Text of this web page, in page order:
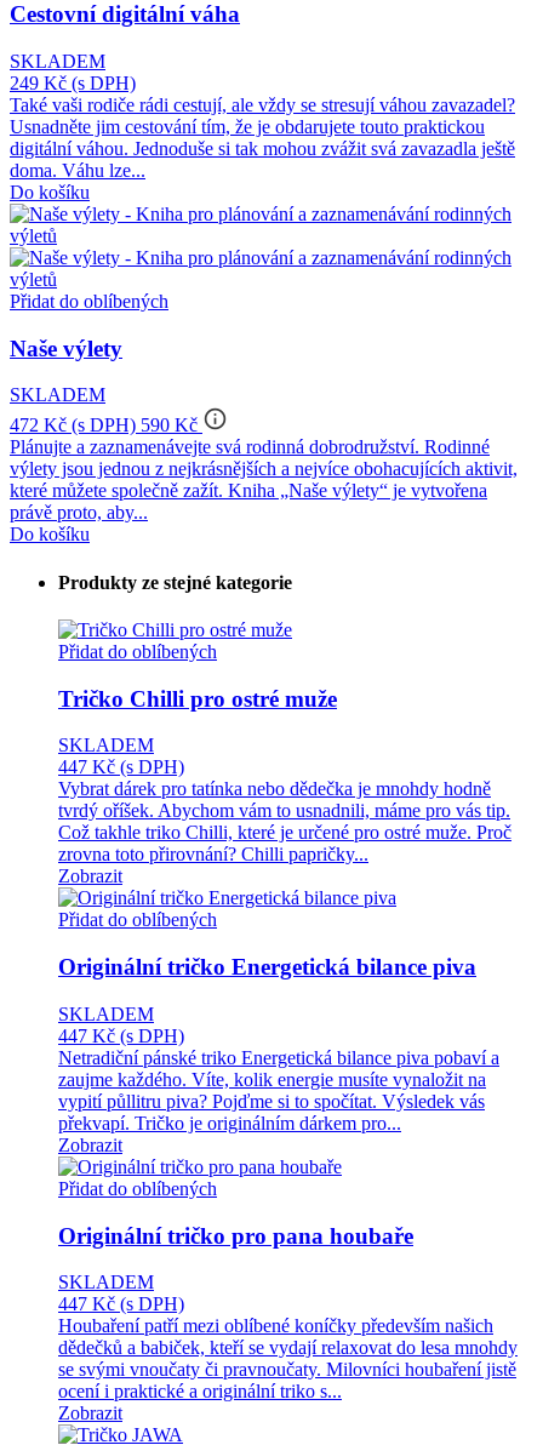
Cestovní digitální váha
SKLADEM
249 Kč (s DPH)
Také vaši rodiče rádi cestují, ale vždy se stresují váhou zavazadel?
Usnadněte jim cestování tím, že je obdarujete touto praktickou
digitální váhou. Jednoduše si tak mohou zvážit svá zavazadla ještě
doma. Váhu lze...
Do košíku
Přidat do oblíbených
Naše výlety
SKLADEM
472 Kč (s DPH) 590 Kč info_outline
Plánujte a zaznamenávejte svá rodinná dobrodružství. Rodinné
výlety jsou jednou z nejkrásnějších a nejvíce obohacujících aktivit,
které můžete společně zažít. Kniha „Naše výlety“ je vytvořena
právě proto, aby...
Do košíku
Produkty ze stejné kategorie
Přidat do oblíbených
Tričko Chilli pro ostré muže
SKLADEM
447 Kč (s DPH)
Vybrat dárek pro tatínka nebo dědečka je mnohdy hodně
tvrdý oříšek. Abychom vám to usnadnili, máme pro vás tip.
Což takhle triko Chilli, které je určené pro ostré muže. Proč
zrovna toto přirovnání? Chilli papričky...
Zobrazit
Přidat do oblíbených
Originální tričko Energetická bilance piva
SKLADEM
447 Kč (s DPH)
Netradiční pánské triko Energetická bilance piva pobaví a
zaujme každého. Víte, kolik energie musíte vynaložit na
vypití půllitru piva? Pojďme si to spočítat. Výsledek vás
překvapí. Tričko je originálním dárkem pro...
Zobrazit
Přidat do oblíbených
Originální tričko pro pana houbaře
SKLADEM
447 Kč (s DPH)
Houbaření patří mezi oblíbené koníčky především našich
dědečků a babiček, kteří se vydají relaxovat do lesa mnohdy
se svými vnoučaty či pravnoučaty. Milovníci houbaření jistě
ocení i praktické a originální triko s...
Zobrazit